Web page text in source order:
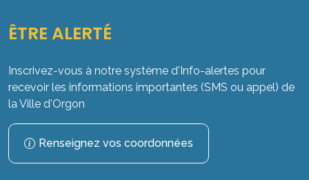
ÊTRE ALERTÉ
Inscrivez-vous à notre système d'Info-alertes pour
recevoir les informations importantes (SMS ou appel) de
la Ville d'Orgon
Renseignez vos coordonnées